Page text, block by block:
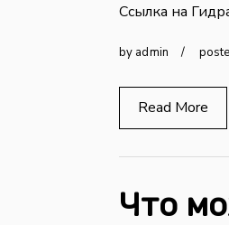
Ссылка на
by admin
Read More
Что